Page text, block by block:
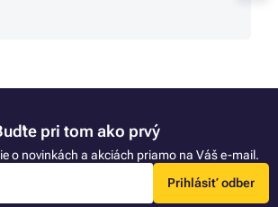
pri tom ako prvý
o novinkách a akciách priamo na Váš e-mail.
Prihlásiť odber